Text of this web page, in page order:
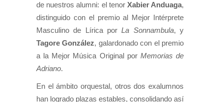
de nuestros alumni: el tenor Xabier Anduaga,
distinguido con el premio al Mejor Intérprete
Masculino de Lírica porLa Sonnambula, y
Tagore González, galardonado con el premio
a la Mejor Música Original por Memorias de
Adriano.
En el ámbito orquestal, otros dos exalumnos
han logrado plazas estables, consolidando así